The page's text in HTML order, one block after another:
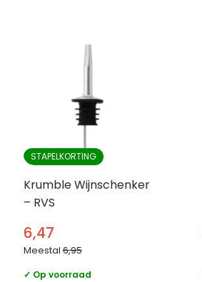
STAPELKORTING
Krumble Wijnschenker
– RVS
6,47
Meestal6,95
✓ Op voorraad